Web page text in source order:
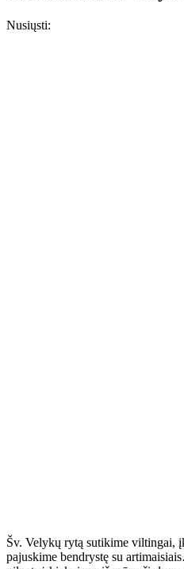
Nusiųsti:
Šv. Velykų rytą sutikime viltingai,
pajuskime bendrystę su